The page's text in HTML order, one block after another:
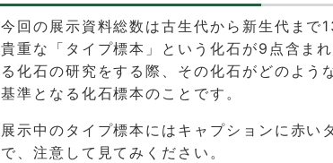
今回の展示資料総数は古生代から新生代まで
貴重な「タイプ標本」という化石が9点含ま
る化石の研究をする際、その化石がどのよう
基準となる化石標本のことです。
展示中のタイプ標本にはキャプションに赤い
で、注意して見てみください。